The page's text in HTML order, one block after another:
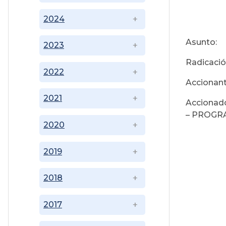
2017
2018
2019
2020
2021
2022
2023
2024
Asunto:
–